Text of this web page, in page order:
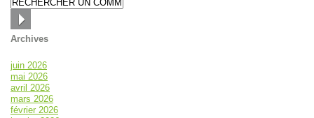
Archives
juin 2026
mai 2026
avril 2026
mars 2026
février 2026